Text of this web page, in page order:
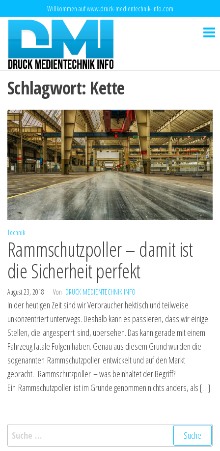
Inhalt
springen
Willkommen auf www.druck-medientechnik-info.com
Schlagwort: Kette
Technik
Rammschutzpoller – damit ist
die Sicherheit perfekt
August 23, 2018 Von DRUCK MEDIENTECHNIK INFO
In der heutigen Zeit sind wir Verbraucher hektisch und teilweise
unkonzentriert unterwegs. Deshalb kann es passieren, dass wir einige
Stellen, die angesperrt sind, übersehen. Das kann gerade mit einem
Fahrzeug fatale Folgen haben. Genau aus diesem Grund wurden die
sogenannten Rammschutzpoller entwickelt und auf den Markt
gebracht. Rammschutzpoller – was beinhaltet der Begriff?
Ein Rammschutzpoller ist im Grunde genommen nichts anders, als […]
Suche
nach: